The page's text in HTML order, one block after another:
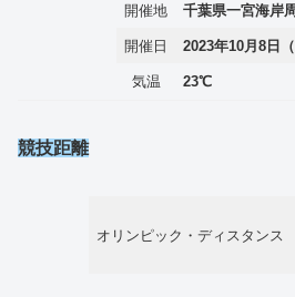
開催地 千葉県一宮海岸
開催日 2023年10月8日（
気温 23℃
競技距離
オリンピック・ディスタンス